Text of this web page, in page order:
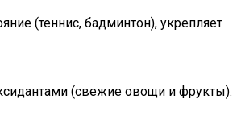
(теннис, бадминтон), укрепляет
(свежие овощи и фрукты).